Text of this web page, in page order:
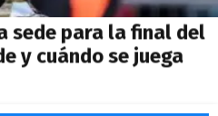
sede para la final del
y cuándo se juega